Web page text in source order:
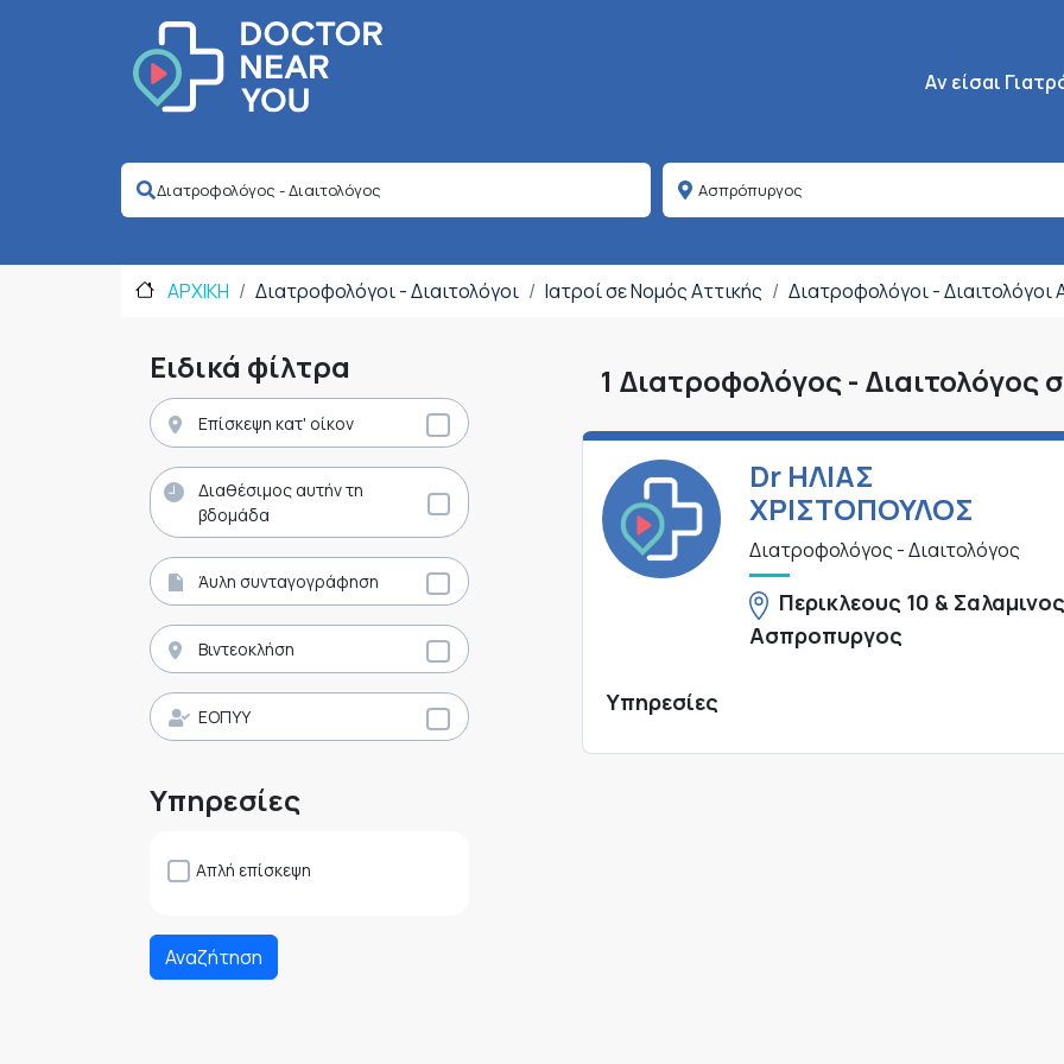
Κεντρική
Aν είσαι
ΑΡΧΙΚΗ Διατροφολόγοι - Διαιτολόγοι Ιατροί σε Νομός Αττικής Διατροφολόγοι -
Ειδικά φίλτρα
Επίσκεψη κατ' οίκον
Διαθέσιμος αυτήν τη
βδομάδα
Άυλη συνταγογράφηση
Βιντεοκλήση
ΕΟΠΥΥ
Υπηρεσίες
Απλή επίσκεψη
Αναζήτηση
1 Διατροφολόγος -
Dr ΗΛΙΑΣ
ΧΡΙΣΤΟΠΟΥΛΟΣ
Διατροφολόγος - Διαιτολόγος
Περικλεους 10 &
Ασπροπυργος
Υπηρεσίες